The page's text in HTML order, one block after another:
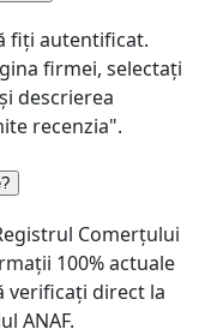
fiți autentificat.
firmei, selectați
descrierea
recenzia".
Comerțului
100% actuale
verificați direct la
ANAF.